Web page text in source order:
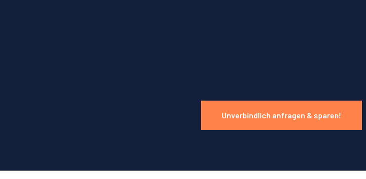
Unverbindlich anfragen & sparen!